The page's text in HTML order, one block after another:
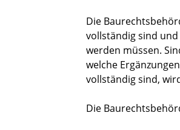
Die
vollständig sind
werden müssen.
welche
vollständig sind,
Die